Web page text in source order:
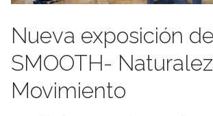
Nueva exposición de
SMOOTH-
Movimiento